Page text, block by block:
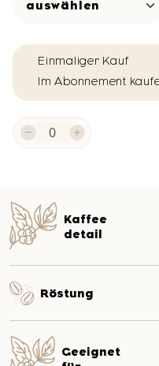
Kaffee
detail
Röstung
Geeignet
Einmaliger Kauf
Im Abonnement